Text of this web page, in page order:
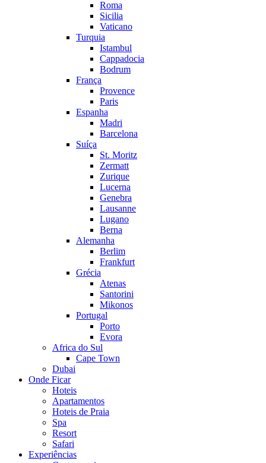
Roma
Sicilia
Vaticano
Turquia
Istambul
Cappadocia
Bodrum
França
Provence
Paris
Espanha
Madri
Barcelona
Suíça
St. Moritz
Zermatt
Zurique
Lucerna
Genebra
Lausanne
Lugano
Berna
Alemanha
Berlim
Frankfurt
Grécia
Atenas
Santorini
Mikonos
Portugal
Porto
Evora
Africa do Sul
Cape Town
Dubai
Onde Ficar
Hoteis
Apartamentos
Hoteis de Praia
Spa
Resort
Safari
Experiências